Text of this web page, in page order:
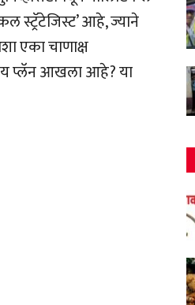
स्ट्रॅटेजिस्ट’ आहे, ज्याने
एका चाणाक्ष
प्लॅन आखला आहे? या